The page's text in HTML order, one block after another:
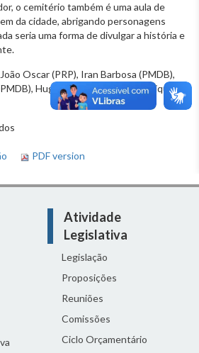
o cemitério também é uma aula de
da cidade, abrigando personagens
seria uma forma de divulgar a história e
Oscar (PRP), Iran Barbosa (PMDB),
Hugo Thomé (PMN) e Henrique
PDF version
Atividade
Legislativa
Legislação
Proposições
Reuniões
Comissões
Ciclo Orçamentário